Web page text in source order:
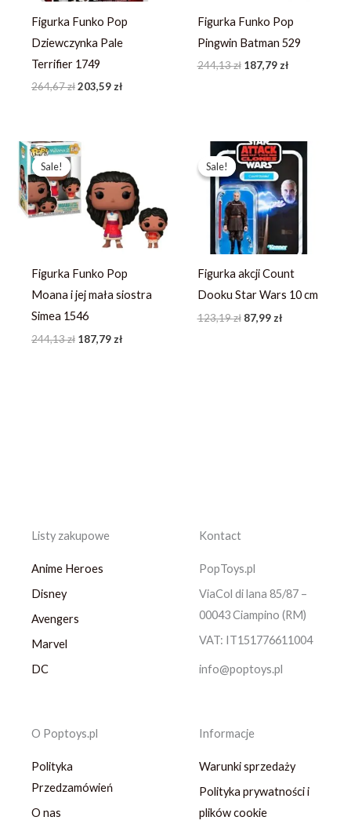
Figurka Funko Pop
Dziewczynka Pale
Terrifier 1749
264,67zł203,59zł
Figurka Funko Pop
Pingwin Batman 529
244,13zł 187,79zł
Sale!
Sale!
Figurka Funko Pop
Moana i jej mała siostra
Simea 1546
244,13zł
Pierwotna
cena
wynosiła:
244,13 zł.
187,79 zł
wynosi:
187,79 zł.
Sale!
Sale!
Figurka akcji Count
Dooku Star Wars 10 cm
123,19zł
Pierwotna
cena
wynosiła:
123,19 zł.
87,99 zł
Aktualna
cena
87,99 zł.
Listy zakupowe
Anime Heroes
Disney
Avengers
Marvel
DC
Kontact
PopToys.pl
ViaCol di lana 85/87 –
00043 Ciampino (RM)
VAT: IT151776611004
info@poptoys.pl
O Poptoys.pl
Polityka
Przedzamówień
O nas
Informacje
Warunki sprzedaży
Polityka prywatności i
plików cookie